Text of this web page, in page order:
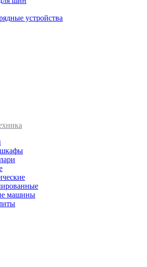
устройства
машины